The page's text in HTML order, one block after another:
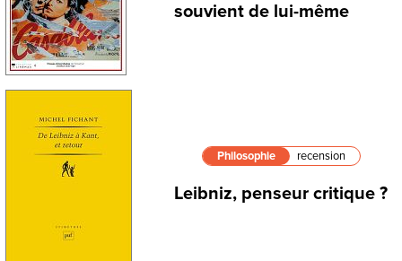
souvient de lui-même
Philosophie recension
Leibniz, penseur critique ?